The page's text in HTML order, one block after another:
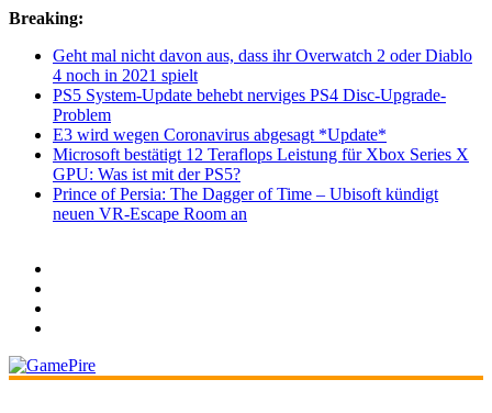
Breaking:
Geht mal nicht davon aus, dass ihr Overwatch 2 oder Diablo
4 noch in 2021 spielt
PS5 System-Update behebt nerviges PS4 Disc-Upgrade-
Problem
E3 wird wegen Coronavirus abgesagt *Update*
Microsoft bestätigt 12 Teraflops Leistung für Xbox Series X
GPU: Was ist mit der PS5?
Prince of Persia: The Dagger of Time – Ubisoft kündigt
neuen VR-Escape Room an